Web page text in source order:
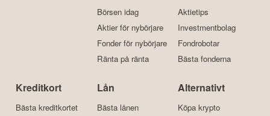
Börsen idag
Aktier för nybörjare
Fonder för nybörjare
Ränta på ränta
Aktietips
Investmentbolag
Fondrobotar
Bästa fonderna
Kreditkort
Bästa kreditkortet
Lån
Bästa lånen
Alternativt
Köpa krypto